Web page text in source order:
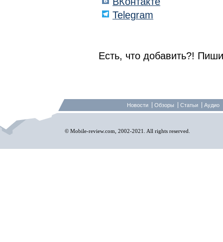
Telegram
Есть, что добавить?!
Новости Обзоры Статьи Аудио
© Mobile-review.com, 2002-2021. All rights reserved.